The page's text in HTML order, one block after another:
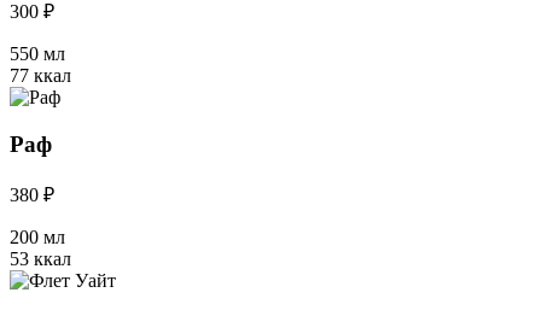
300 ₽
550 мл
77 ккал
Раф
380 ₽
200 мл
53 ккал